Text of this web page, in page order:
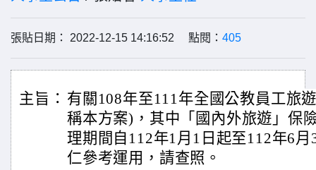
張貼日期： 2022-12-15 14:16:52 點閱： 405
主旨： 有關108年至111年全國公教員工旅
稱本方案)，其中「國內外旅遊」保
理期間自112年1月1日起至112年6
仁參考運用，請查照。